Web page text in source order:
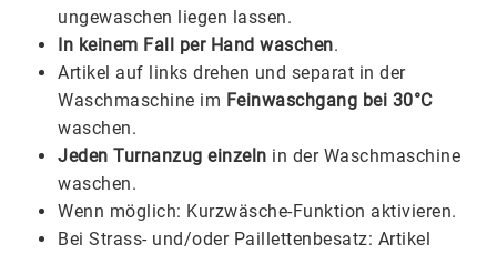
ungewaschen liegen lassen.
In keinem Fall per Hand waschen.
Artikel auf links drehen und separat in der
Waschmaschine im Feinwaschgang bei 30°C
waschen.
Jeden Turnanzug einzeln in der Waschmaschine
waschen.
Wenn möglich: Kurzwäsche-Funktion aktivieren.
Bei Strass- und/oder Paillettenbesatz: Artikel